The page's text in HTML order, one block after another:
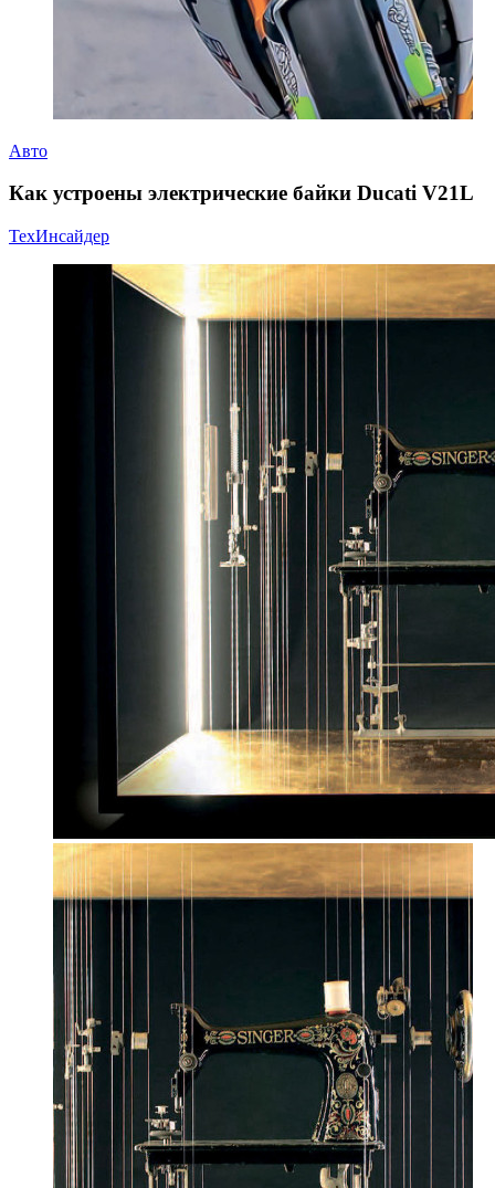
Авто
Как устроены электрические байки Ducati V21L
ТехИнсайдер